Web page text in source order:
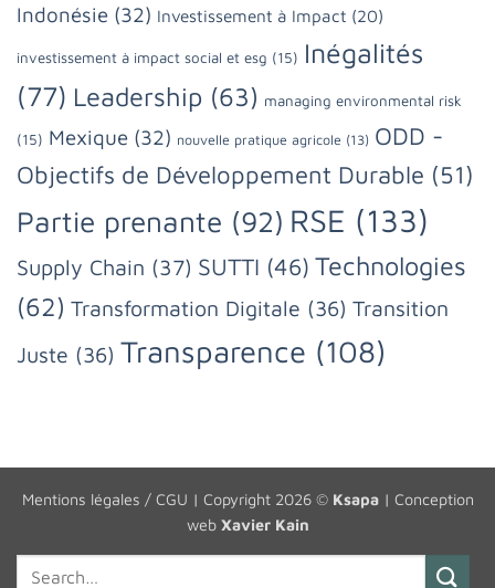
Indonésie (32) Investissement à Impact (20)
investissement à impact social et esg (15) Inégalités
(77) Leadership (63) managing environmental risk
(15) Mexique (32) nouvelle pratique agricole (13) ODD -
Objectifs de Développement Durable (51)
Partie prenante (92) RSE (133)
Supply Chain (37) SUTTI (46) Technologies
(62) Transformation Digitale (36) Transition
Juste (36) Transparence (108)
Mentions légales / CGU | Copyright 2026 © Ksapa| Conception
web Xavier Kain